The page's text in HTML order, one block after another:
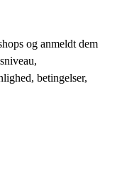
og anmeldt dem
betingelser,